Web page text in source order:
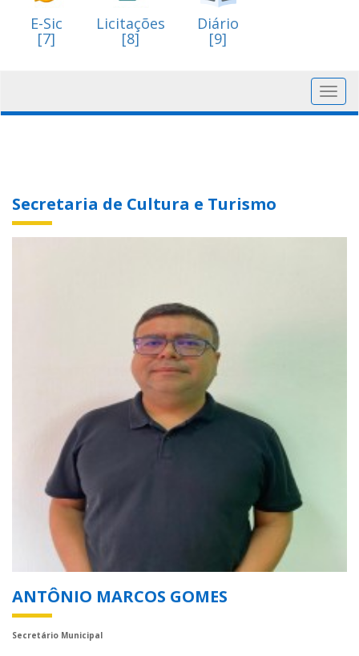
E-Sic
[7]
Licitações
[8]
Diário
[9]
Secretaria de Cultura e Turismo
ANTÔNIO MARCOS GOMES
Secretário Municipal